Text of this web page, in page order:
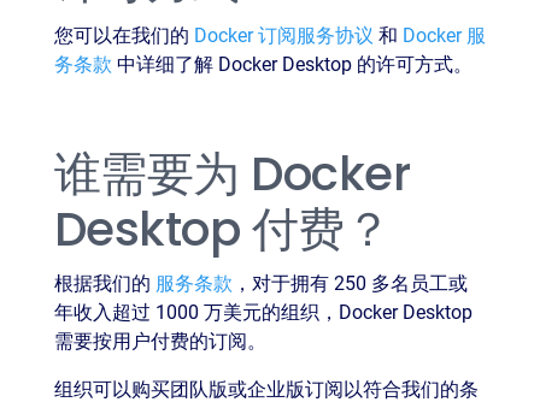
您可以在我们的 Docker 订阅服务协议 和 Docker 服
务条款 中详细了解 Docker Desktop 的许可方式。
谁需要为 Docker
Desktop 付费？
根据我们的 服务条款 ，对于拥有 250 多名员工或
年收入超过 1000 万美元的组织，Docker Desktop
需要按用户付费的订阅。
组织可以购买团队版或企业版订阅以符合我们的条